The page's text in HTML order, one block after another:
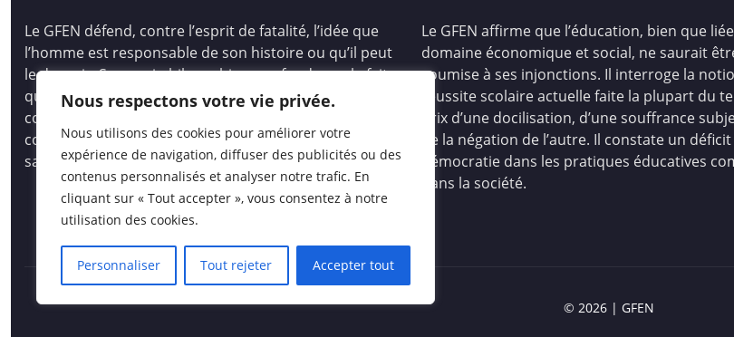
Nous respectons votre vie privée.
Nous utilisons des cookies pour améliorer votre
expérience de navigation, diffuser des publicités ou des
contenus personnalisés et analyser notre trafic. En
cliquant sur « Tout accepter », vous consentez à notre
utilisation des cookies.
Personnaliser Tout rejeter Accepter tout
Le GFEN défend, contre l’esprit de fatalité, l’idée que
l’homme est responsable de son histoire ou qu’il peut
le devenir. Son pari philosophique se fonde sur le fait
que tous les hommes, les enfants des hommes,
comme les peuples, ont des capacités immenses pour
comprendre et créer, pour auto-socio-construire un
savoir vivant et opératoire.
Le GFEN affirme que l’éducation, bien que
domaine économique et social, ne saurait
soumise à ses injonctions. Il interroge la
réussite scolaire actuelle faite la plupart du
prix d’une docilisation, d’une souffrance
de la négation de l’autre. Il constate un
démocratie dans les pratiques éducatives
dans la société.
© 2026 | GFEN